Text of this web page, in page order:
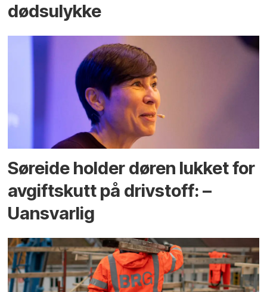
dødsulykke
Søreide holder døren lukket for
avgiftskutt på drivstoff: –
Uansvarlig